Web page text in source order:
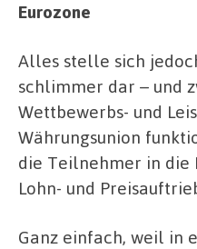
Eurozone
Alles stelle sich
schlimmer dar – und
Wettbewerbs- und
Währungsunion
die Teilnehmer in die
Lohn- und
Ganz einfach, weil in